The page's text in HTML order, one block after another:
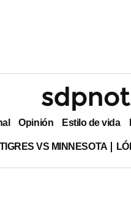
Opinión Estilo de vida
TIGRES VS MINNESOTA